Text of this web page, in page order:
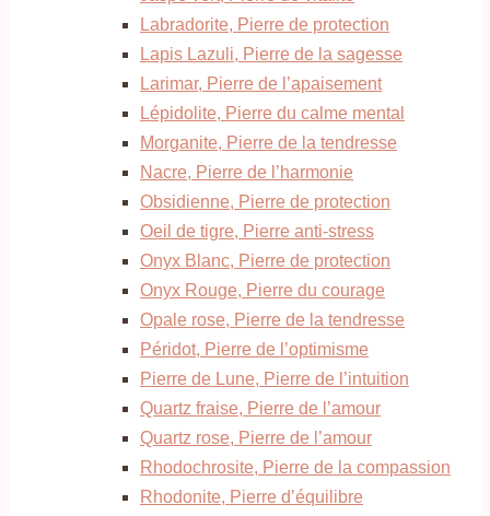
Labradorite, Pierre de protection
Lapis Lazuli, Pierre de la sagesse
Larimar, Pierre de l’apaisement
Lépidolite, Pierre du calme mental
Morganite, Pierre de la tendresse
Nacre, Pierre de l’harmonie
Obsidienne, Pierre de protection
Oeil de tigre, Pierre anti-stress
Onyx Blanc, Pierre de protection
Onyx Rouge, Pierre du courage
Opale rose, Pierre de la tendresse
Péridot, Pierre de l’optimisme
Pierre de Lune, Pierre de l’intuition
Quartz fraise, Pierre de l’amour
Quartz rose, Pierre de l’amour
Rhodochrosite, Pierre de la compassion
Rhodonite, Pierre d’équilibre